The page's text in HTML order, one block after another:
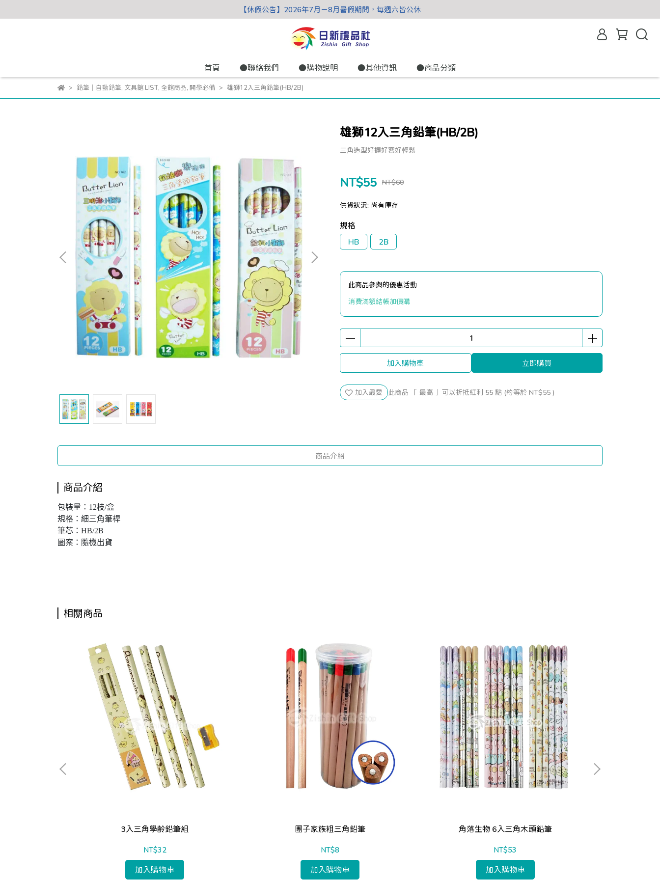
【休假公告】2026年7月－8月暑假期間，每週六皆公休
首頁 ●聯絡我們 ●購物說明 ●其他資訊 ●商品分類
鉛筆｜自動鉛筆, 文具館 LIST, 全館商品, 開學必備 雄獅12入三角鉛筆(HB/2B)
雄獅12入三角鉛筆(HB/2B)
三角造型好握好寫好輕鬆
NT$55 NT$60
供貨狀況: 尚有庫存
規格
HB
2B
此商品參與的優惠活動
消費滿額結帳加價購
加入購物車 立即購買
加入最愛 此商品 「 最高 」可以折抵紅利 55 點 (約等於 NT$55 )
商品介紹
商品介紹
包裝量：12枝/盒
規格：細三角筆桿
筆芯：HB/2B
圖案：隨機出貨
相關商品
3入三角學齡鉛筆組
NT$32
加入購物車
團子家族粗三角鉛筆
NT$8
加入購物車
角落生物 6入三角木頭鉛筆
NT$53
加入購物車